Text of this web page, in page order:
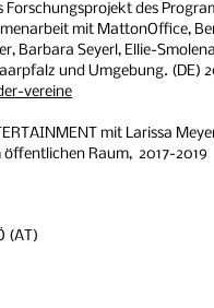
des
mit MattonOffice,
Barbara Seyerl, Ellie-
und Umgebung. (DE)
vereine
mit Larissa
Raum, 2017-2019
(AT)